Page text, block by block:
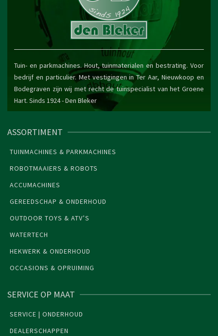
Tuin- en parkmachines. Hout, tuinmaterialen en bestrating. Voor
bedrijf en particulier. Met vestigingen in Ter Aar, Nieuwkoop en
Bodegraven zijn wij met recht de tuinspecialist van het Groene
Hart. Sinds 1924 -Den Bleker
ASSORTIMENT
TUINMACHINES & PARKMACHINES
ROBOTMAAIERS & ROBOTS
ACCUMACHINES
GEREEDSCHAP & ONDERHOUD
OUTDOOR TOYS & ATV’S
WATERTECH
HEKWERK & ONDERHOUD
OCCASIONS & OPRUIMING
SERVICE OP MAAT
SERVICE | ONDERHOUD
DEALERSCHAPPEN